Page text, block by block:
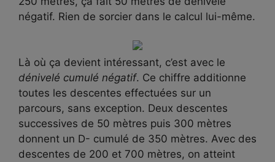
négatif. Rien de sorcier dans le calcul lui-même.
Là où ça devient intéressant, c’est avec le
dénivelé cumulé négatif. Ce chiffre additionne
toutes les descentes effectuées sur un
parcours, sans exception. Deux descentes
successives de 50 mètres puis 300 mètres
donnent un D- cumulé de 350 mètres. Avec des
descentes de 200 et 700 mètres, on atteint